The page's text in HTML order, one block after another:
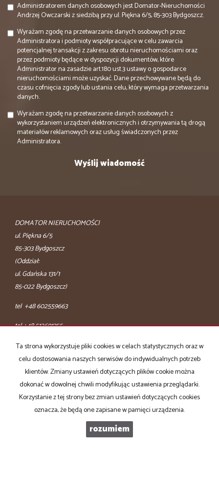
Administratorem danych osobowych jest Domator-Nieruchomości
Andrzej Owczarski z siedzibą przy ul. Piękna 6/5, 85-303 Bydgoszcz.
Wyrażam zgodę na przetwarzanie danych osobowych przez
Administratora i podmioty współpracujące w celu zawarcia
potencjalnej transakcji z zakresu obrotu nieruchomościami oraz
przez podmioty będące w dyspozycji dokumentów, które
Administrator na zasadzie art.180 ust.3 ustawy o gospodarce
nieruchomościami może uzyskać. Dane przechowywane będą do
czasu cofnięcia zgody lub ustania celu, który wymaga przetwarzania
danych.
Wyrażam zgodę na przetwarzanie danych osobowych z
wykorzystaniem urządzeń elektronicznych i otrzymywania tą drogą
materiałów reklamowych oraz usług świadczonych przez
Administratora.
DOMATOR NIERUCHOMOŚCI
ul. Piękna 6/5
85-303 Bydgoszcz
(Oddział:
ul. Gdańska 131/1
85-022 Bydgoszcz)
tel +48 602559663
tel +48 512691355
tel +48 3290390
biuro@domatornieruchomosci.pl
http://www.domatornieruchomosci.pl
Mieszkaniana wynajem
Domyna wynajem
Działkina wynajem
na wynajem
na wynajem
Ta strona wykorzystuje pliki cookies w celach statystycznych oraz w
celu dostosowania naszych serwisów do indywidualnych potrzeb
klientów. Zmiany ustawień dotyczących plików cookie można
dokonać w dowolnej chwili modyfikując ustawienia przeglądarki.
Korzystanie z tej strony bez zmian ustawień dotyczących cookies
oznacza, że będą one zapisane w pamięci urządzenia.
rozumiem